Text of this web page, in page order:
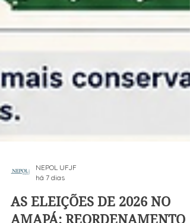
NEPOL UFJF
há 7 dias